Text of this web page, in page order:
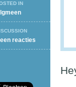
IN
reacties